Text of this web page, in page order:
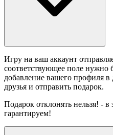
Игру на ваш аккаунт
соответствующее поле нужно
добавление вашего профиля в
друзья и отправить подарок.
Подарок отклонять нельзя! - в
гарантируем!